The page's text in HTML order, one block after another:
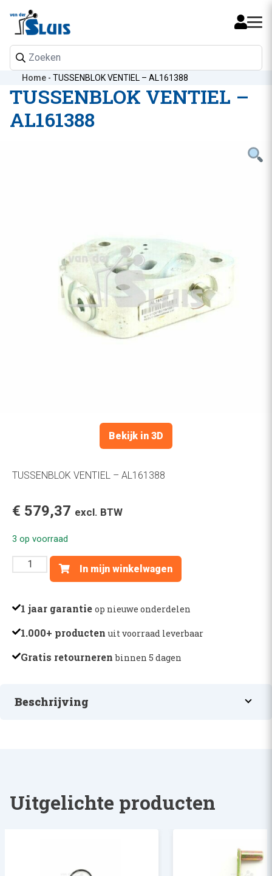
Mijn
Home - TUSSENBLOK VENTIEL – AL161388
TUSSENBLOK VENTIEL –
AL161388
Bekijk in 3D
TUSSENBLOK VENTIEL – AL161388
€ 579,37 excl. BTW
3 op voorraad
TUSSENBLOK
VENTIEL
AL161388
In mijn winkelwagen
1 jaar garantie op nieuwe onderdelen
1.000+ producten uit voorraad leverbaar
Gratis retournerenbinnen 5 dagen
Beschrijving
Uitgelichte producten